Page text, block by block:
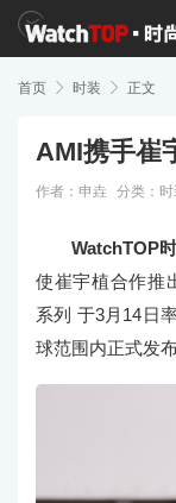
首页  时装  正文
AMI携手崔
作者：申垚 分类：
WatchTOP
使崔宇植合作推
系列 于3月14日
球范围内正式发布